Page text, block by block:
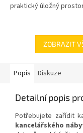
praktický úložný
ZOBRAZIT
Popis Diskuze
Detailní popis
Potřebujete zařídit
kancelářského